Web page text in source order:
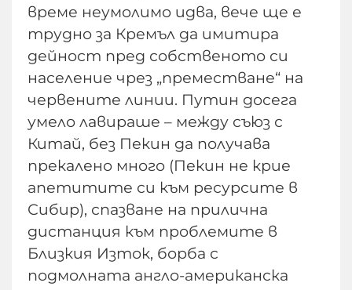
време неумолимо идва, вече ще е
трудно за Кремъл да имитира
дейност пред собственото си
население чрез „преместване“ на
червените линии. Путин досега
умело лавираше – между съюз с
Китай, без Пекин да получава
прекалено много (Пекин не крие
апетитите си към ресурсите в
Сибир), спазване на прилична
дистанция към проблемите в
Близкия Изток, борба с
подмолната англо-американска